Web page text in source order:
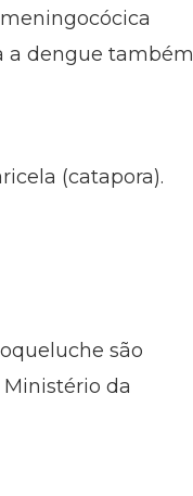
a dengue também
(catapora).
são
da